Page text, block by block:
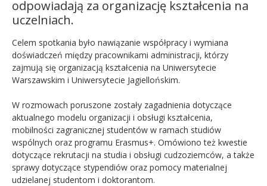
odpowiadają za organizację kształcenia na
uczelniach.
Celem spotkania było nawiązanie współpracy i wymiana
doświadczeń między pracownikami administracji, którzy
zajmują się organizacją kształcenia na Uniwersytecie
Warszawskim i Uniwersytecie Jagiellońskim.
W rozmowach poruszone zostały zagadnienia dotyczące
aktualnego modelu organizacji i obsługi kształcenia,
mobilności zagranicznej studentów w ramach studiów
wspólnych oraz programu Erasmus+. Omówiono też kwestie
dotyczące rekrutacji na studia i obsługi cudzoziemców, a także
sprawy dotyczące stypendiów oraz pomocy materialnej
udzielanej studentom i doktorantom.